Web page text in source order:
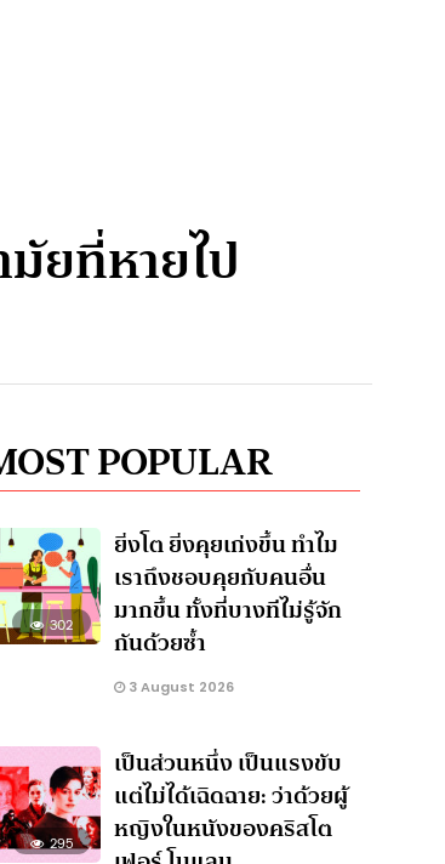
ยที่หายไป
POPULAR
302
ยิ่งโต ยิ่งคุยเก่งขึ้น ทำไม
เราถึงชอบคุยกับคนอื่น
มากขึ้น ทั้งที่บางทีไม่รู้จัก
กันด้วยซ้ำ
3 August 2026
295
เป็นส่วนหนึ่ง เป็นแรงขับ
แต่ไม่ได้เฉิดฉาย: ว่าด้วยผู้
หญิงในหนังของคริสโต